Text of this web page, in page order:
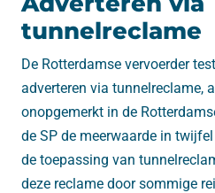
tunnelreclame
De Rotterdamse vervoerder
adverteren via tunnelreclame,
onopgemerkt in de
de SP de meerwaarde in
de toepassing van
deze reclame door sommige